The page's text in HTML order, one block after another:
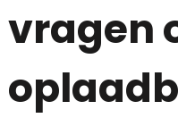
vragen